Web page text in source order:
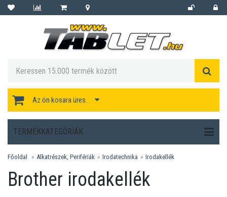
Az ön kosara üres.
TERMÉKKATEGÓRIÁK
Főoldal Alkatrészek, Perifériák Irodatechnika Irodakellék
Brother irodakellék